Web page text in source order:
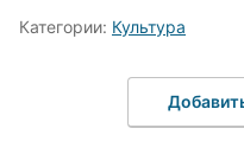
Категории: Культура